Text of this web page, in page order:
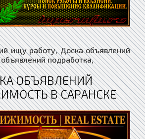
ищу работу, Доска объявлений
подработка,
ОБЪЯВЛЕНИЙ
В САРАНСКЕ